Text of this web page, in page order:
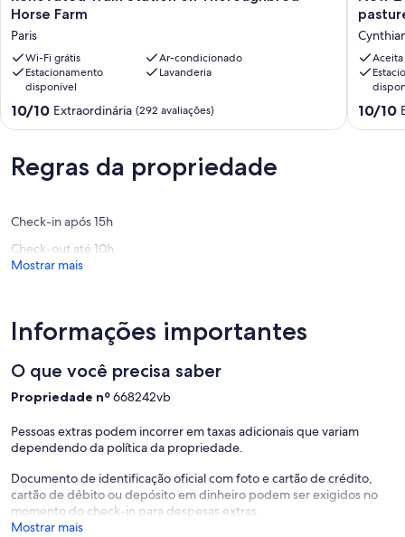
Train
on
Thoroughbred
Horse
Farm
Paris
Horse Farm
Paris
Wi-Fi grátis
Ar-condicionado
Estacionamento
disponível
Lavanderia
10.0
de
Extraordinária,
(292
10/10 Extraordinária (292 avaliações)
2-
on
23
acres
of
10.0
de
10/10
Regras da propriedade
Check-in após 15h
Check-out até 10h
Mostrar mais
Informações importantes
O que você precisa saber
Propriedade nº668242vb
Pessoas extras podem incorrer em taxas adicionais que variam
dependendo da política da propriedade.
Documento de identificação oficial com foto e cartão de crédito,
cartão de débito ou depósito em dinheiro podem ser exigidos no
momento do check-in para despesas extras.
Mostrar mais